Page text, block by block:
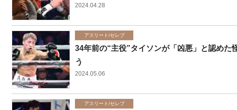
2024.04.28
アスリート/セレブ
34年前の“主役”タイソンが「凶悪」と認めた
う
2024.05.06
アスリート/セレブ